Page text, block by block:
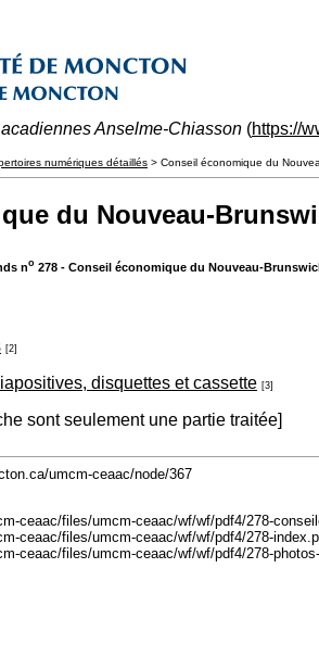
Anselme-Chiasson (https://
numériques détaillés > Conseil économique du
du Nouveau-
no 278 - Conseil économique du Nouveau-
[2]
disquettes et cassette [3]
sont seulement une partie traitée]
umcm-ceaac/node/367
ceaac/files/umcm-ceaac/wf/wf/pdf4/278-
ceaac/files/umcm-ceaac/wf/wf/pdf4/278-
ceaac/files/umcm-ceaac/wf/wf/pdf4/278-